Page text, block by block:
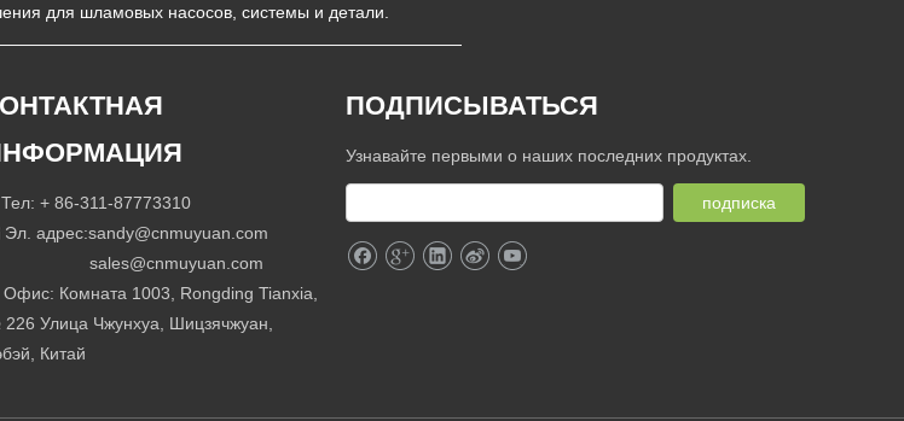
для шламовых насосов, системы и детали.
Тел: + 86-311-87773310
Эл. адрес:sandy@cnmuyuan.com
sales@cnmuyuan.com
Офис: Комната 1003, Rongding Tianxia,
Улица Чжунхуа, Шицзячжуан,
Китай
ПОДПИСЫВАТЬСЯ
Узнавайте первыми о наших последних продуктах.
подписка